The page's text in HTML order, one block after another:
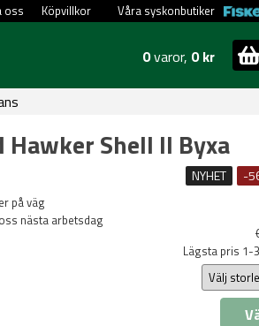
Våra syskonbutiker
Köpvillkor
oss
0varor, 0 kr
Hawker Shell II Byxa
NYHET -
på väg
nästa arbetsdag
Lägsta pris 1-